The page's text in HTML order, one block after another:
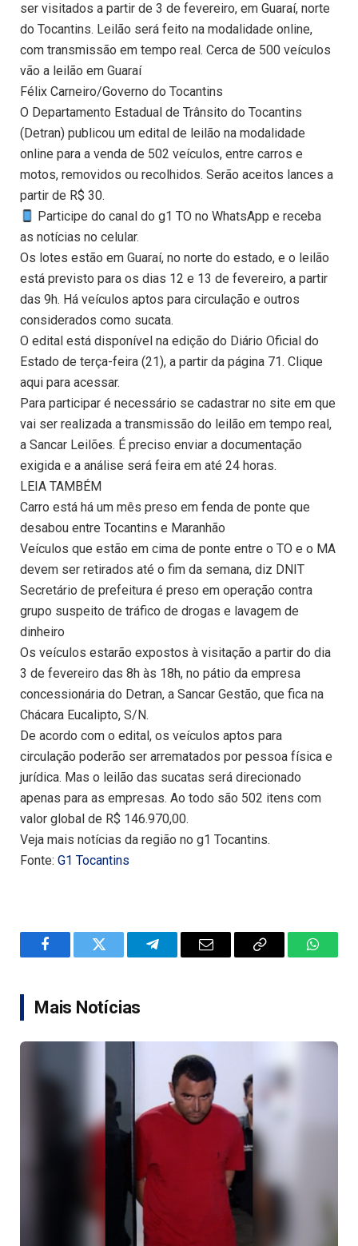
ser visitados a partir de 3 de fevereiro, em Guaraí, norte
do Tocantins. Leilão será feito na modalidade online,
com transmissão em tempo real. Cerca de 500 veículos
vão a leilão em Guaraí
Félix Carneiro/Governo do Tocantins
O Departamento Estadual de Trânsito do Tocantins
(Detran) publicou um edital de leilão na modalidade
online para a venda de 502 veículos, entre carros e
motos, removidos ou recolhidos. Serão aceitos lances a
partir de R$ 30.
Participe do canal do g1 TO no WhatsApp e receba
as notícias no celular.
Os lotes estão em Guaraí, no norte do estado, e o leilão
está previsto para os dias 12 e 13 de fevereiro, a partir
das 9h. Há veículos aptos para circulação e outros
considerados como sucata.
O edital está disponível na edição do Diário Oficial do
Estado de terça-feira (21), a partir da página 71. Clique
aqui para acessar.
Para participar é necessário se cadastrar no site em que
vai ser realizada a transmissão do leilão em tempo real,
a Sancar Leilões. É preciso enviar a documentação
exigida e a análise será feira em até 24 horas.
LEIA TAMBÉM
Carro está há um mês preso em fenda de ponte que
desabou entre Tocantins e Maranhão
Veículos que estão em cima de ponte entre o TO e o MA
devem ser retirados até o fim da semana, diz DNIT
Secretário de prefeitura é preso em operação contra
grupo suspeito de tráfico de drogas e lavagem de
dinheiro
Os veículos estarão expostos à visitação a partir do dia
3 de fevereiro das 8h às 18h, no pátio da empresa
concessionária do Detran, a Sancar Gestão, que fica na
Chácara Eucalipto, S/N.
De acordo com o edital, os veículos aptos para
circulação poderão ser arrematados por pessoa física e
jurídica. Mas o leilão das sucatas será direcionado
apenas para as empresas. Ao todo são 502 itens com
valor global de R$ 146.970,00.
Veja mais notícias da região no g1 Tocantins.
Fonte: G1 Tocantins
FacebookTwitter TelegramEmail
Copy
Mais Notícias